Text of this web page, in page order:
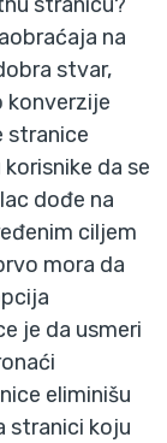
na
stvar,
konverzije
stranice
da se
dođe na
ciljem
mora da
je da usmeri
eliminišu
stranici koju